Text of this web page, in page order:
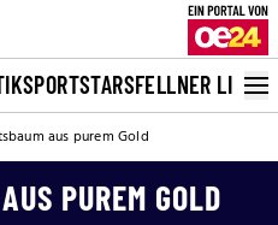
SPORTSTARSFELLNER LIVE
aus purem Gold
PUREM GOLD